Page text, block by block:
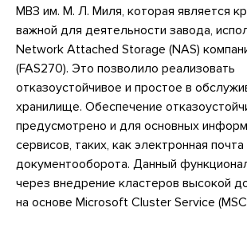
МВЗ им. М. Л. Миля, которая является
важной для деятельности завода,
Network Attached Storage (NAS)
(FAS270). Это позволило реализовать
отказоустойчивое и простое в
хранилище. Обеспечение
предусмотрено и для основных
сервисов, таких, как электронная
документооборота. Данный
через внедрение кластеров высокой
на основе Microsoft Cluster Service